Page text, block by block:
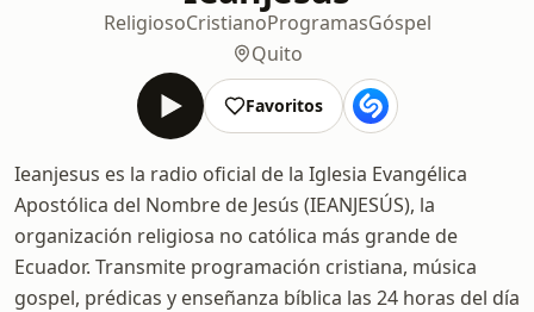
ReligiosoCristianoProgramasGóspel
Quito
Favoritos
Ieanjesus es la radio oficial de la Iglesia Evangélica
Apostólica del Nombre de Jesús (IEANJESÚS), la
organización religiosa no católica más grande de
Ecuador. Transmite programación cristiana, música
gospel, prédicas y enseñanza bíblica las 24 horas del día